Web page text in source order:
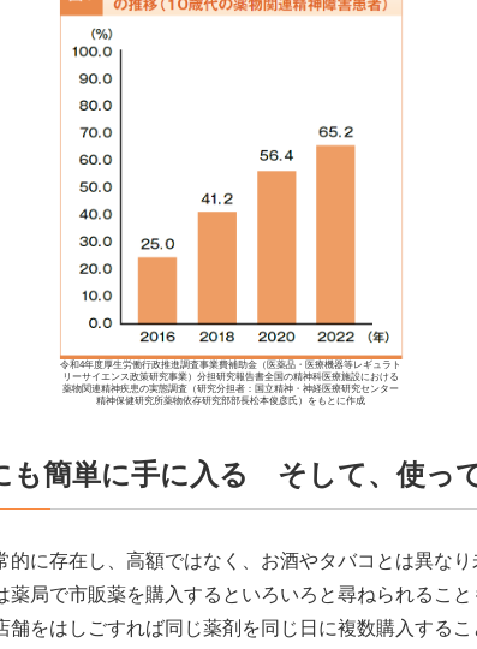
令和4年度厚生労働行政推進調査事業費補助金（医薬品・医療機器等レギュラト
リーサイエンス政策研究事業）分担研究報告書全国の精神科医療施設における
薬物関連精神疾患の実態調査（研究分担者：国立精神・神経医療研究センター
精神保健研究所薬物依存研究部部長松本俊彦氏）をもとに作成
も簡単に手に入る そして、使っ
に存在し、高額ではなく、お酒やタバコとは異なり
薬局で市販薬を購入するといろいろと尋ねられるこ
舗をはしごすれば同じ薬剤を同じ日に複数購入する